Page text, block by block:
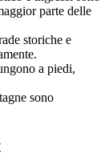
parte delle
storiche e
a piedi,
sono